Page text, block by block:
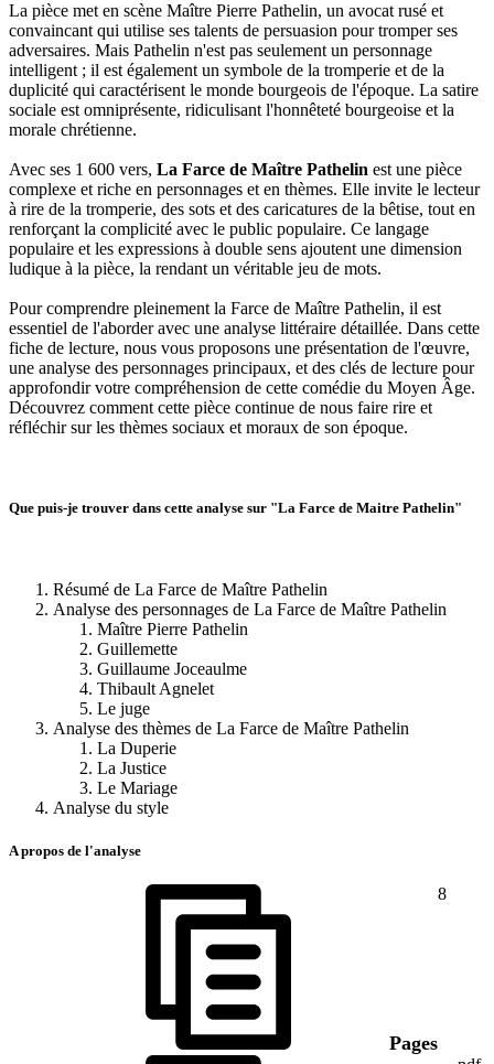
La pièce met en scène Maître Pierre Pathelin, un avocat rusé et
convaincant qui utilise ses talents de persuasion pour tromper ses
adversaires. Mais Pathelin n'est pas seulement un personnage
intelligent ; il est également un symbole de la tromperie et de la
duplicité qui caractérisent le monde bourgeois de l'époque. La satire
sociale est omniprésente, ridiculisant l'honnêteté bourgeoise et la
morale chrétienne.
Avec ses 1 600 vers, La Farce de Maître Pathelin est une pièce
complexe et riche en personnages et en thèmes. Elle invite le lecteur
à rire de la tromperie, des sots et des caricatures de la bêtise, tout en
renforçant la complicité avec le public populaire. Ce langage
populaire et les expressions à double sens ajoutent une dimension
ludique à la pièce, la rendant un véritable jeu de mots.
Pour comprendre pleinement la Farce de Maître Pathelin, il est
essentiel de l'aborder avec une analyse littéraire détaillée. Dans cette
fiche de lecture, nous vous proposons une présentation de l'œuvre,
une analyse des personnages principaux, et des clés de lecture pour
approfondir votre compréhension de cette comédie du Moyen Âge.
Découvrez comment cette pièce continue de nous faire rire et
réfléchir sur les thèmes sociaux et moraux de son époque.
Que puis-je trouver dans cette analyse sur "La Farce de Maitre Pathelin"
Résumé de La Farce de Maître Pathelin
Analyse des personnages de La Farce de Maître Pathelin
Maître Pierre Pathelin
Guillemette
Guillaume Joceaulme
Thibault Agnelet
Le juge
Analyse des thèmes de La Farce de Maître Pathelin
La Duperie
La Justice
Le Mariage
Analyse du style
A propos de l'analyse
Pages
8